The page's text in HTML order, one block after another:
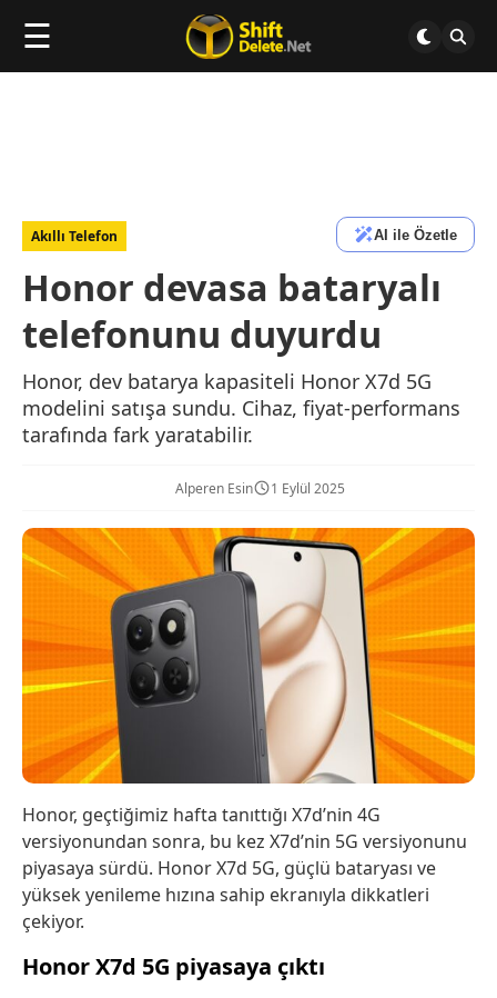
☰
Akıllı Telefon AI ile Özetle
Honor devasa bataryalı
telefonunu duyurdu
Honor, dev batarya kapasiteli Honor X7d 5G
modelini satışa sundu. Cihaz, fiyat-performans
tarafında fark yaratabilir.
Alperen Esin 1 Eylül 2025
Honor, geçtiğimiz hafta tanıttığı X7d’nin 4G
versiyonundan sonra, bu kez X7d’nin 5G versiyonunu
piyasaya sürdü. Honor X7d 5G, güçlü bataryası ve
yüksek yenileme hızına sahip ekranıyla dikkatleri
çekiyor.
Honor X7d 5G piyasaya çıktı